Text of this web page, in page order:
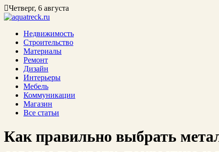
Четверг, 6 августа
Недвижимость
Строительство
Материалы
Ремонт
Дизайн
Интерьеры
Мебель
Коммуникации
Магазин
Все статьи
Как правильно выбрать